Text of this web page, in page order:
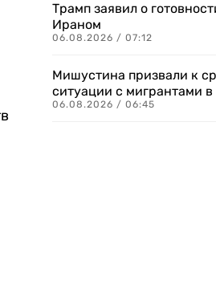
Трамп заявил о
Ираном
06.08.2026 / 07:12
Мишустина призвали к
ситуации с мигрантами
06.08.2026 / 06:45